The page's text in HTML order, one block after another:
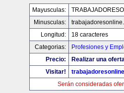
Mayusculas:
Minusculas:
Longitud:
18 caracteres
Categorias:
Profesiones y
Precio:
Realizar una
Visitar!
Serán consideradas